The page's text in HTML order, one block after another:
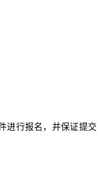
进行报名，并保证提交